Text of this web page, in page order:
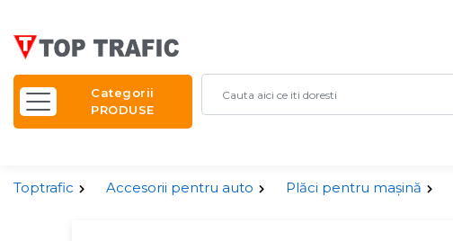
Categorii
PRODUSE
Toptrafic Accesorii pentru auto Plăci pentru mașină